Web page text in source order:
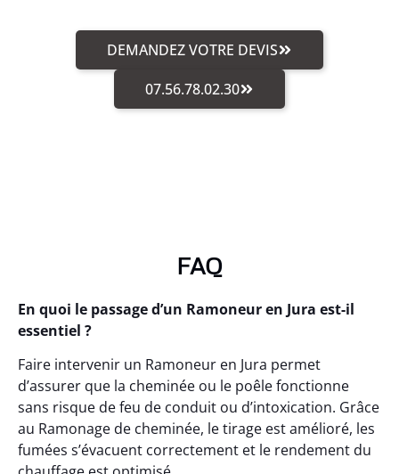
DEMANDEZ VOTRE DEVIS
07.56.78.02.30
FAQ
En quoi le passage d’un Ramoneur en Jura est-il
essentiel ?
Faire intervenir un Ramoneur en Jura permet
d’assurer que la cheminée ou le poêle fonctionne
sans risque de feu de conduit ou d’intoxication. Grâce
au Ramonage de cheminée, le tirage est amélioré, les
fumées s’évacuent correctement et le rendement du